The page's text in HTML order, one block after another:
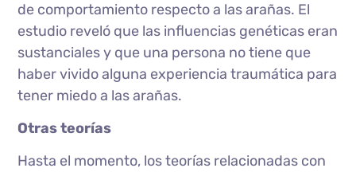
de comportamiento respecto a las arañas. El
estudio reveló que las influencias genéticas eran
sustanciales y que una persona no tiene que
haber vivido alguna experiencia traumática para
tener miedo a las arañas.
Otras teorías
Hasta el momento, los teorías relacionadas con